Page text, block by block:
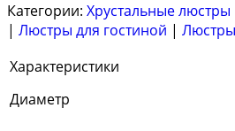
Категории: Хрустальные люстры
| Люстры для гостиной |
Характеристики
Диаметр